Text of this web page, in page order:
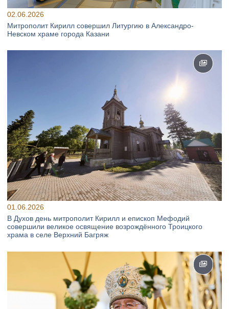
02.06.2026
Митрополит Кирилл совершил Литургию в Александро-
Невском храме города Казани
01.06.2026
В Духов день митрополит Кирилл и епископ Мефодий
совершили великое освящение возрождённого Троицкого
храма в селе Верхний Багряж